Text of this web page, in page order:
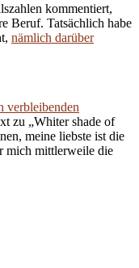
kommentiert,
Beruf. Tatsächlich habe
nämlich darüber
verbleibenden
zu „Whiter shade of
meine liebste ist die
mich mittlerweile die